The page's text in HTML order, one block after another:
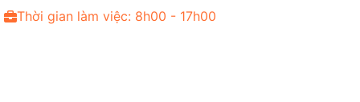
Thời gian làm việc: 8h00 - 17h00